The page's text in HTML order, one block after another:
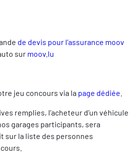
de devis pour l’assurance moov
sur moov.lu
jeu concours via la page dédiée
remplies, l’acheteur d’un véhicule
garages participants, sera
sur la liste des personnes